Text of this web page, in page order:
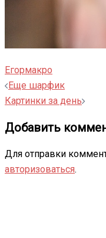
Егормакро
Навигация
записи
Еще шарфик
Картинки за день
Добавить
Для отправки
авторизоваться.